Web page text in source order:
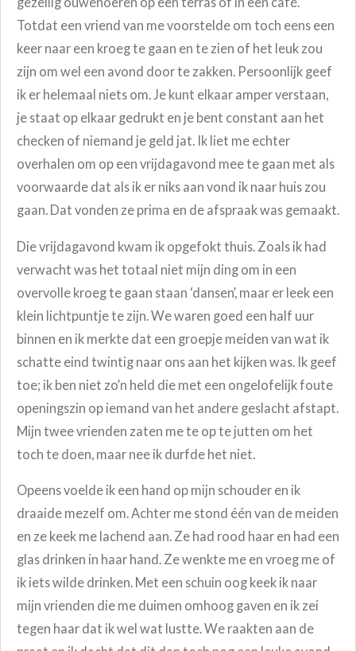
Totdat een vriend van me voorstelde om toch eens een
keer naar een kroeg te gaan en te zien of het leuk zou
zijn om wel een avond door te zakken. Persoonlijk geef
ik er helemaal niets om. Je kunt elkaar amper verstaan,
je staat op elkaar gedrukt en je bent constant aan het
checken of niemand je geld jat. Ik liet me echter
overhalen om op een vrijdagavond mee te gaan met als
voorwaarde dat als ik er niks aan vond ik naar huis zou
gaan. Dat vonden ze prima en de afspraak was gemaakt.
Die vrijdagavond kwam ik opgefokt thuis. Zoals ik had
verwacht was het totaal niet mijn ding om in een
overvolle kroeg te gaan staan ‘dansen’, maar er leek een
klein lichtpuntje te zijn. We waren goed een half uur
binnen en ik merkte dat een groepje meiden van wat ik
schatte eind twintig naar ons aan het kijken was. Ik geef
toe; ik ben niet zo’n held die met een ongelofelijk foute
openingszin op iemand van het andere geslacht afstapt.
Mijn twee vrienden zaten me te op te jutten om het
toch te doen, maar nee ik durfde het niet.
Opeens voelde ik een hand op mijn schouder en ik
draaide mezelf om. Achter me stond één van de meiden
en ze keek me lachend aan. Ze had rood haar en had een
glas drinken in haar hand. Ze wenkte me en vroeg me of
ik iets wilde drinken. Met een schuin oog keek ik naar
mijn vrienden die me duimen omhoog gaven en ik zei
tegen haar dat ik wel wat lustte. We raakten aan de